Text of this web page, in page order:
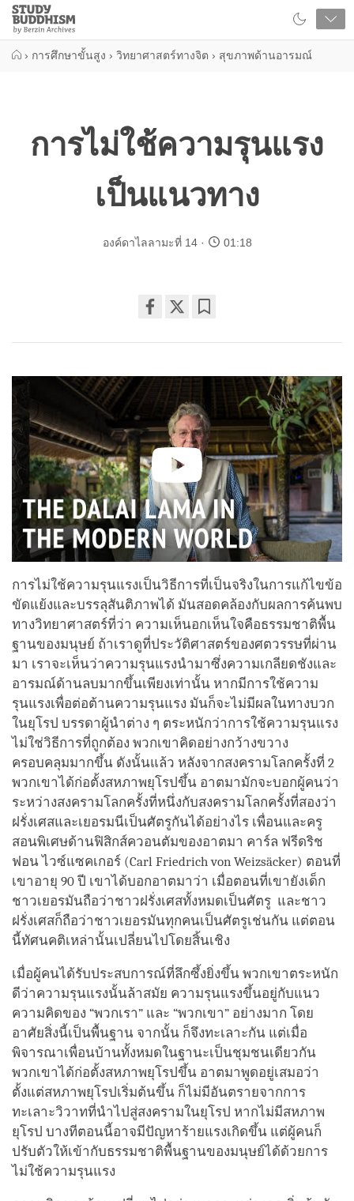
Close
Study
Buddhism
› การศึกษาขั้นสูง › วิทยาศาสตร์ทางจิต › สุขภาพด้านอารมณ์
การไม่ใช้ความรุนแรง
เป็นแนวทาง
องค์ดาไลลามะที่ 14 01:18
on
การไม่ใช้ความรุนแรงเป็นวิธีการที่เป็นจริงในการแก้ไขข้อ
ขัดแย้งและบรรลุสันติภาพได้ มันสอดคล้องกับผลการค้นพบ
ทางวิทยาศาสตร์ที่ว่า ความเห็นอกเห็นใจคือธรรมชาติพื้น
ฐานของมนุษย์ ถ้าเราดูที่ประวัติศาสตร์ของศตวรรษที่ผ่าน
มา เราจะเห็นว่าความรุนแรงนำมาซึ่งความเกลียดชังและ
อารมณ์ด้านลบมากขึ้นเพียงเท่านั้น หากมีการใช้ความ
รุนแรงเพื่อต่อต้านความรุนแรง มันก็จะไม่มีผลในทางบวก
ในยุโรป บรรดาผู้นำต่าง ๆ ตระหนักว่าการใช้ความรุนแรง
ไม่ใช่วิธีการที่ถูกต้อง พวกเขาคิดอย่างกว้างขวาง
ครอบคลุมมากขึ้น ดังนั้นแล้ว หลังจากสงครามโลกครั้งที่ 2
พวกเขาได้ก่อตั้งสหภาพยุโรปขึ้น อาตมามักจะบอกผู้คนว่า
ระหว่างสงครามโลกครั้งที่หนึ่งกับสงครามโลกครั้งที่สองว่า
ฝรั่งเศสและเยอรมนีเป็นศัตรูกันได้อย่างไร เพื่อนและครู
สอนพิเศษด้านฟิสิกส์ควอนตัมของอาตมา คาร์ล ฟรีดริช
ฟอน ไวซ์แซคเกอร์ (Carl Friedrich von Weizsäcker) ตอนที่
เขาอายุ 90 ปี เขาได้บอกอาตมาว่า เมื่อตอนที่เขายังเด็ก
ชาวเยอรมันถือว่าชาวฝรั่งเศสทั้งหมดเป็นศัตรู และชาว
ฝรั่งเศสก็ถือว่าชาวเยอรมันทุกคนเป็นศัตรูเช่นกัน แต่ตอน
นี้ทัศนคติเหล่านั้นเปลี่ยนไปโดยสิ้นเชิง
เมื่อผู้คนได้รับประสบการณ์ที่ลึกซึ้งยิ่งขึ้น พวกเขาตระหนัก
ดีว่าความรุนแรงนั้นล้าสมัย ความรุนแรงขึ้นอยู่กับแนว
ความคิดของ “พวกเรา” และ “พวกเขา” อย่างมาก โดย
อาศัยสิ่งนี้เป็นพื้นฐาน จากนั้น ก็จึงทะเลาะกัน แต่เมื่อ
พิจารณาเพื่อนบ้านทั้งหมดในฐานะเป็นชุมชนเดียวกัน
พวกเขาได้ก่อตั้งสหภาพยุโรปขึ้น อาตมาพูดอยู่เสมอว่า
ตั้งแต่สหภาพยุโรปเริ่มต้นขึ้น ก็ไม่มีอันตรายจากการ
ทะเลาะวิวาทที่นำไปสู่สงครามในยุโรป หากไม่มีสหภาพ
ยุโรป บางทีตอนนี้อาจมีปัญหาร้ายแรงเกิดขึ้น แต่ผู้คนก็
ปรับตัวให้เข้ากับธรรมชาติพื้นฐานของมนุษย์ได้ด้วยการ
ไม่ใช้ความรุนแรง